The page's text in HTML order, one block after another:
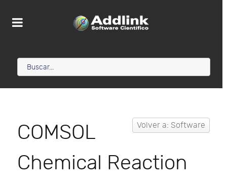
Volver a: Software
COMSOL
Chemical Reaction